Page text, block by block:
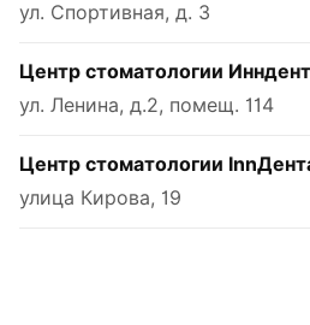
ул. Спортивная, д. 3
Центр стоматологии
ул. Ленина, д.2, помещ. 114
Центр стоматологии
улица Кирова, 19